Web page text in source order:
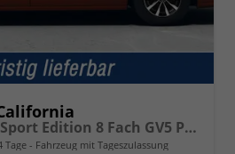
Beach 2.0TDI DSG Sport Edition 8 Fach GV5 Premium+
Tage Fahrzeug mit Tageszulassung